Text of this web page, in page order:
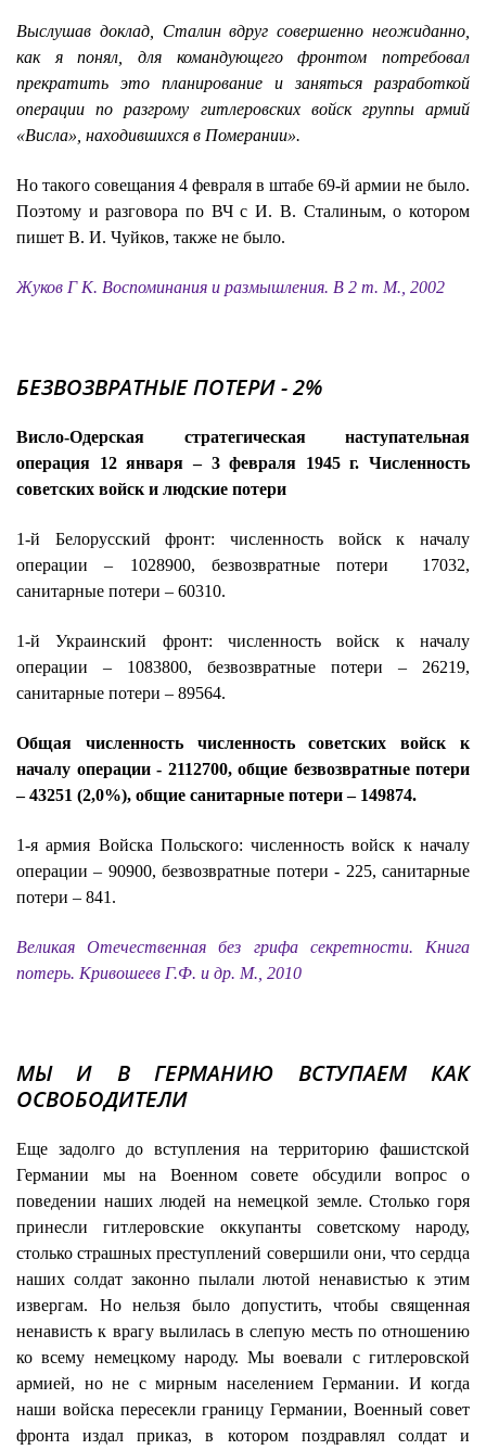
Выслушав доклад, Сталин вдруг совершенно неожиданно,
как я понял, для командующего фронтом потребовал
прекратить это планирование и заняться разработкой
операции по разгрому гитлеровских войск группы армий
«Висла», находившихся в Померании».
Но такого совещания 4 февраля в штабе 69-й армии не было.
Поэтому и разговора по ВЧ с И. В. Сталиным, о котором
пишет В. И. Чуйков, также не было.
Жуков Г К. Воспоминания и размышления. В 2 т. М., 2002
БЕЗВОЗВРАТНЫЕ ПОТЕРИ - 2%
Висло-Одерская стратегическая наступательная
операция 12 января – 3 февраля 1945 г. Численность
советских войск и людские потери
1-й Белорусский фронт: численность войск к началу
операции – 1028900, безвозвратные потери 17032,
санитарные потери – 60310.
1-й Украинский фронт: численность войск к началу
операции – 1083800, безвозвратные потери – 26219,
санитарные потери – 89564.
Общая численность численность советских войск к
началу операции - 2112700, общие безвозвратные потери
– 43251 (2,0%), общие санитарные потери – 149874.
1-я армия Войска Польского: численность войск к началу
операции – 90900, безвозвратные потери - 225, санитарные
потери – 841.
Великая Отечественная без грифа секретности. Книга
потерь. Кривошеев Г.Ф. и др. М., 2010
МЫ И В ГЕРМАНИЮ ВСТУПАЕМ КАК
ОСВОБОДИТЕЛИ
Еще задолго до вступления на территорию фашистской
Германии мы на Военном совете обсудили вопрос о
поведении наших людей на немецкой земле. Столько горя
принесли гитлеровские оккупанты советскому народу,
столько страшных преступлений совершили они, что сердца
наших солдат законно пылали лютой ненавистью к этим
извергам. Но нельзя было допустить, чтобы священная
ненависть к врагу вылилась в слепую месть по отношению
ко всему немецкому народу. Мы воевали с гитлеровской
армией, но не с мирным населением Германии. И когда
наши войска пересекли границу Германии, Военный совет
фронта издал приказ, в котором поздравлял солдат и